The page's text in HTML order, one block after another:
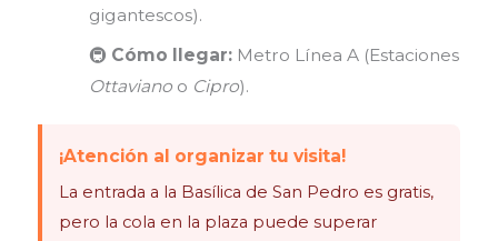
gigantescos).
🚇 Cómo llegar: Metro Línea A (Estaciones
Ottaviano o Cipro).
¡Atención al organizar tu visita!
La entrada a la Basílica de San Pedro es gratis,
pero la cola en la plaza puede superar